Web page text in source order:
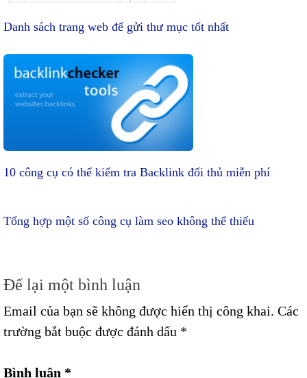
Danh sách trang web để gửi thư mục tốt nhất
10 công cụ có thể kiểm tra Backlink đối thủ miễn phí
Tổng hợp một số công cụ làm seo không thể thiếu
Để lại một bình luận
Email của bạn sẽ không được hiển thị công khai. Các
trường bắt buộc được đánh dấu *
Bình luận *